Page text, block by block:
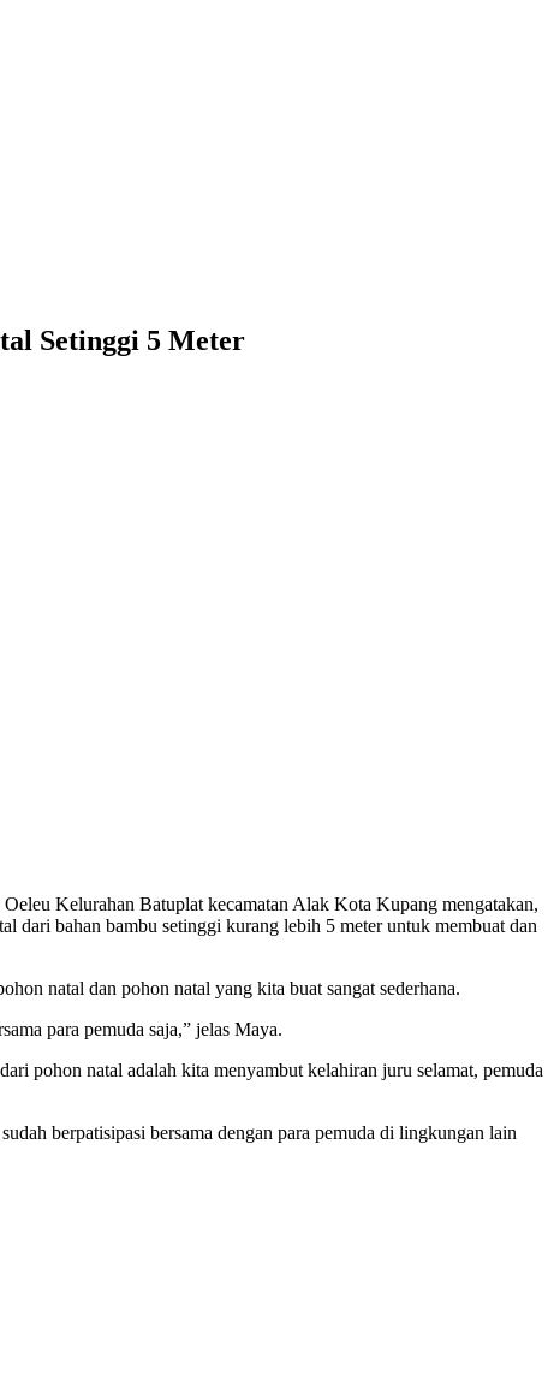
Setinggi 5 Meter
Kelurahan Batuplat kecamatan Alak Kota Kupang mengatakan,
dari bahan bambu setinggi kurang lebih 5 meter untuk membuat dan
natal dan pohon natal yang kita buat sangat sederhana.
para pemuda saja,” jelas Maya.
pohon natal adalah kita menyambut kelahiran juru selamat, pemuda
berpatisipasi bersama dengan para pemuda di lingkungan lain